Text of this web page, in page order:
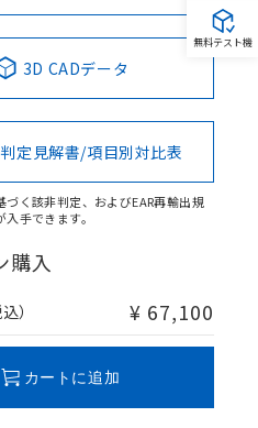
3D CADデータ
定見解書/項目別対比表
づく該非判定、およびEAR再輸出規
手できます。
購入
） ¥ 67,100
カートに追加
無料テスト機